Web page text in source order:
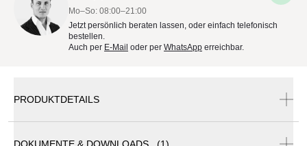
Mo–So: 08:00–21:00
Jetzt persönlich beraten lassen, oder einfach telefonisch
bestellen.
Auch per E-Mail oder per WhatsApp erreichbar.
PRODUKTDETAILS
DOKUMENTE & DOWNLOADS (1)